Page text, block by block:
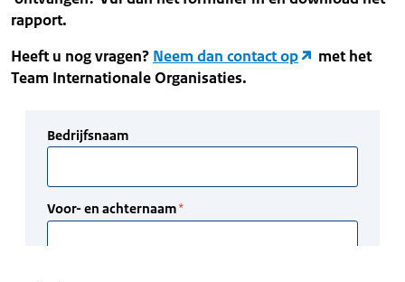
rapport.
Heeft u nog vragen? Neem dan contact op
met het
Team Internationale Organisaties.